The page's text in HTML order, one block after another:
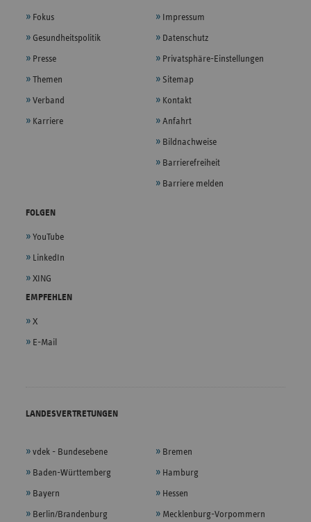
Fokus
Gesundheitspolitik
Presse
Themen
Verband
Karriere
Impressum
Datenschutz
Privatsphäre-Einstellungen
Sitemap
Kontakt
Anfahrt
Bildnachweise
Barrierefreiheit
Barriere melden
FOLGEN
YouTube
LinkedIn
XING
EMPFEHLEN
X
E-Mail
LANDESVERTRETUNGEN
vdek - Bundesebene
Baden-Württemberg
Bayern
Berlin/Brandenburg
Bremen
Hamburg
Hessen
Mecklenburg-Vorpommern